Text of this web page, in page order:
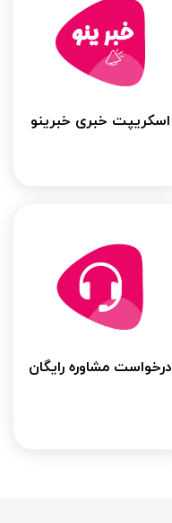
اسکریپت خبری خبرینو
درخواست مشاوره رایگان